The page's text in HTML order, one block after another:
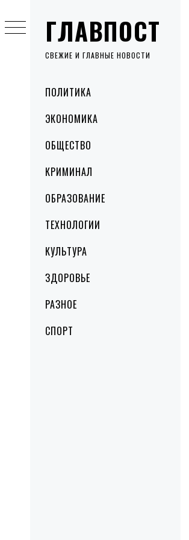
ГЛАВПОСТ
СВЕЖИЕ И ГЛАВНЫЕ НОВОСТИ
MenuПОЛИТИКА
ЭКОНОМИКА
ОБЩЕСТВО
КРИМИНАЛ
ОБРАЗОВАНИЕ
ТЕХНОЛОГИИ
КУЛЬТУРА
ЗДОРОВЬЕ
РАЗНОЕ
СПОРТ
to
content